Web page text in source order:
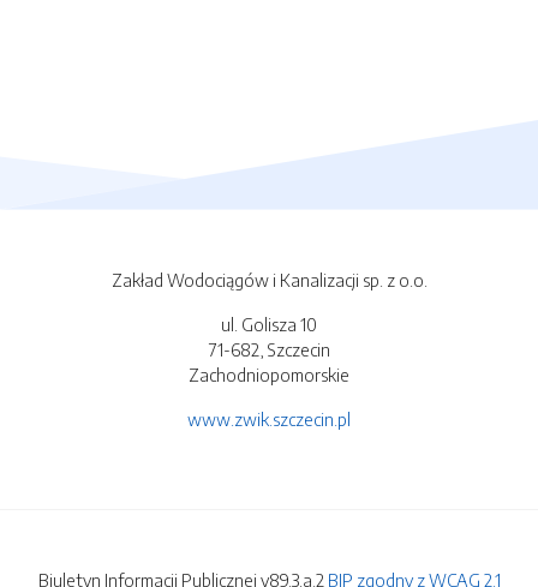
Zakład Wodociągów i Kanalizacji sp. z o.o.
ul. Golisza 10
71-682, Szczecin
Zachodniopomorskie
www.zwik.szczecin.pl
Biuletyn Informacji Publicznej v89.3.a.2 BIP zgodny z WCAG 2.1